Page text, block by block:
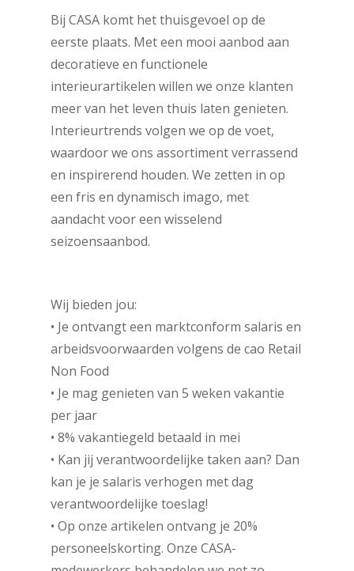
Bij CASA komt het thuisgevoel op de
eerste plaats. Met een mooi aanbod aan
decoratieve en functionele
interieurartikelen willen we onze klanten
meer van het leven thuis laten genieten.
Interieurtrends volgen we op de voet,
waardoor we ons assortiment verrassend
en inspirerend houden. We zetten in op
een fris en dynamisch imago, met
aandacht voor een wisselend
seizoensaanbod.
Wij bieden jou:
• Je ontvangt een marktconform salaris en
arbeidsvoorwaarden volgens de cao Retail
Non Food
• Je mag genieten van 5 weken vakantie
per jaar
• 8% vakantiegeld betaald in mei
• Kan jij verantwoordelijke taken aan? Dan
kan je je salaris verhogen met dag
verantwoordelijke toeslag!
• Op onze artikelen ontvang je 20%
personeelskorting. Onze CASA-